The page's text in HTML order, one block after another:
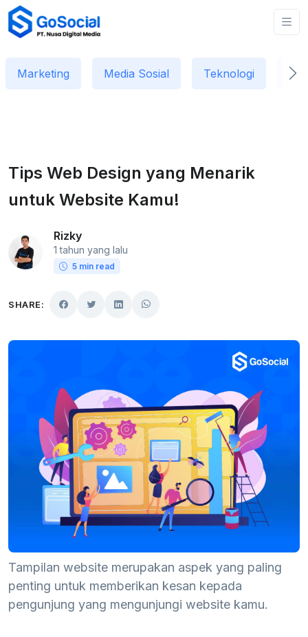
Marketing Media Sosial Teknologi
Tips Web Design yang Menarik
untuk Website Kamu!
Rizky
1 tahun yang lalu
5 min read
SHARE:
Tampilan website merupakan aspek yang paling
penting untuk memberikan kesan kepada
pengunjung yang mengunjungi website kamu.